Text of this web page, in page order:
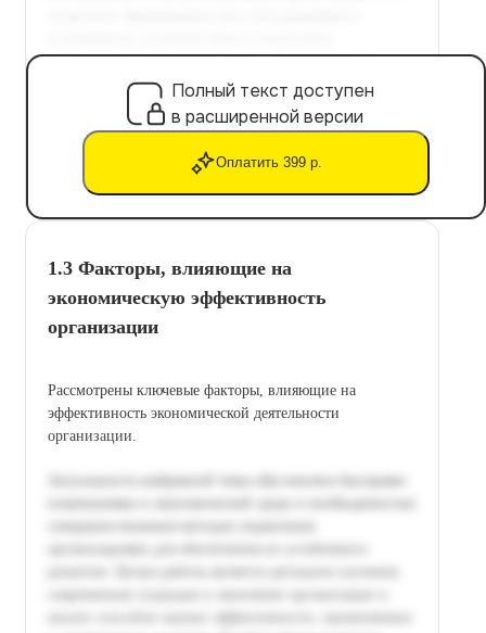
Полный текст доступен
в расширенной версии
Оплатить 399 р.
1.3 Факторы, влияющие на
экономическую эффективность
организации
Рассмотрены ключевые факторы, влияющие на
эффективность экономической деятельности
организации.